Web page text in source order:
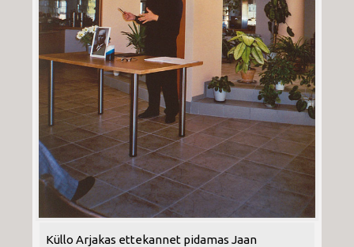
Küllo Arjakas ettekannet pidamas Jaan